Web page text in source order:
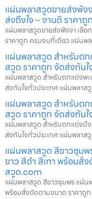
แผ่นพลาสวูดขายส่งพั
ส่งถึงใจ – งานดี ราคา
แผ่นพลาสวูดขายส่งพังงา เลื
ราคาถูก ครบจบที่เดียว แผ่น
แผ่นพลาสวูด สำหรับตก
สวูด ราคาถูก จัดส่งทัน
แผ่นพลาสวูด สำหรับตกแต่งพะ
ส่งทันใจทั่วประเทศ แผ่นพลา
แผ่นพลาสวูด สำหรับต
สวูด ราคาถูก จัดส่งทัน
แผ่นพลาสวูด สำหรับตกแต่งบึ
ส่งทันใจทั่วประเทศ แผ่นพลา
แผ่นพลาสวูด สีขาวชุม
ขาว สีดำ สีเทา พร้อมสั่
สวูด.com
แผ่นพลาสวูด สีขาวชุมพร แผ่น
พร้อมสั่งตัดตามขนาด ราคาถู